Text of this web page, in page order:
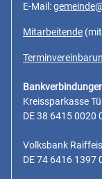
E-Mail:
Mitarbeitende
Kreissparkasse
DE 38 6415 0020
Volksbank
DE 74 6416 1397